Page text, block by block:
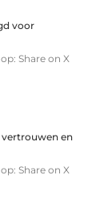
voor
Share on X
vertrouwen en
Share on X